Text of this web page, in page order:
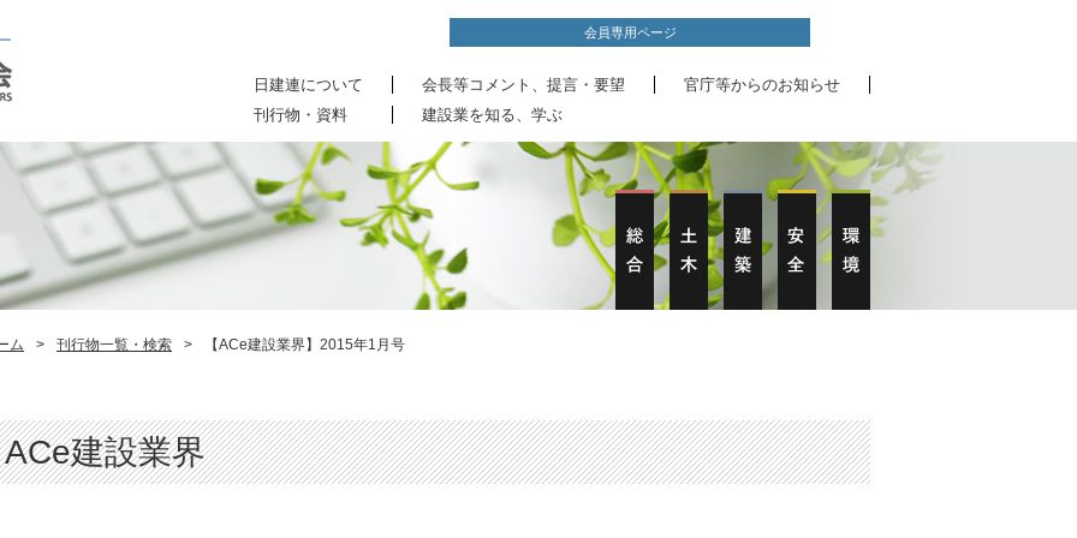
会員専用ページ
日建連について 会長等コメント、提言・要望
官庁等からのお知らせ
刊行物・資料
建設業を知る、学ぶ
ム > 刊行物一覧・検索 > 【ACe建設業界】2015年1月号
ACe建設業界